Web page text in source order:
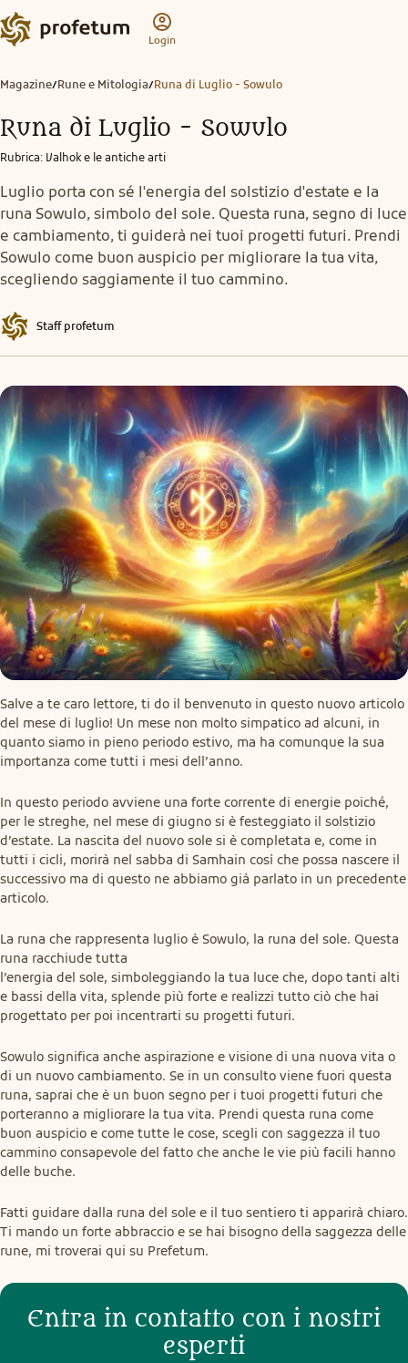
Login
Magazine/Rune e Mitologia/Runa di Luglio - Sowulo
Runa di Luglio - Sowulo
Rubrica: Valhok e le antiche arti
Luglio porta con sé l'energia del solstizio d'estate e la
runa Sowulo, simbolo del sole. Questa runa, segno di luce
e cambiamento, ti guiderà nei tuoi progetti futuri. Prendi
Sowulo come buon auspicio per migliorare la tua vita,
scegliendo saggiamente il tuo cammino.
Staff profetum
Salve a te caro lettore, ti do il benvenuto in questo nuovo articolo
del mese di luglio! Un mese non molto simpatico ad alcuni, in
quanto siamo in pieno periodo estivo, ma ha comunque la sua
importanza come tutti i mesi dell’anno.
In questo periodo avviene una forte corrente di energie poiché,
per le streghe, nel mese di giugno si è festeggiato il solstizio
d’estate. La nascita del nuovo sole si è completata e, come in
tutti i cicli, morirà nel sabba di Samhain così che possa nascere il
successivo ma di questo ne abbiamo già parlato in un precedente
articolo.
La runa che rappresenta luglio è Sowulo, la runa del sole. Questa
runa racchiude tutta
l’energia del sole, simboleggiando la tua luce che, dopo tanti alti
e bassi della vita, splende più forte e realizzi tutto ciò che hai
progettato per poi incentrarti su progetti futuri.
Sowulo significa anche aspirazione e visione di una nuova vita o
di un nuovo cambiamento. Se in un consulto viene fuori questa
runa, saprai che è un buon segno per i tuoi progetti futuri che
porteranno a migliorare la tua vita. Prendi questa runa come
buon auspicio e come tutte le cose, scegli con saggezza il tuo
cammino consapevole del fatto che anche le vie più facili hanno
delle buche.
Fatti guidare dalla runa del sole e il tuo sentiero ti apparirà chiaro.
Ti mando un forte abbraccio e se hai bisogno della saggezza delle
rune, mi troverai qui su Prefetum.
Entra in contatto con i nostri
esperti